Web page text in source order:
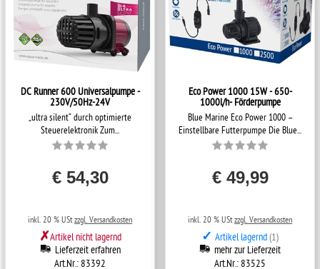
DC Runner 600 Universalpumpe -
230V/50Hz-24V
„ultra silent“ durch optimierte
Steuerelektronik Zum...
€ 54,30
inkl. 20 % USt zzgl. Versandkosten
✗Artikel nicht lagernd
Lieferzeit erfahren
Art.Nr.: 83392
Eco Power 1000 15W - 650-
1000l/h- Förderpumpe
Blue Marine Eco Power 1000 –
Einstellbare Futterpumpe Die Blue...
€ 49,99
inkl. 20 % USt zzgl. Versandkosten
✓ Artikel lagernd(1)
mehr zur Lieferzeit
Art.Nr.: 83525